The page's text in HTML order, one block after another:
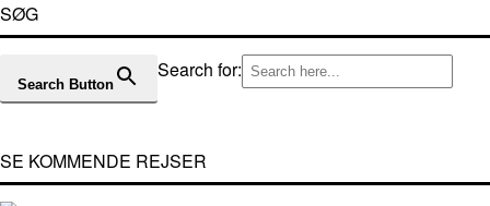
SØG
Search for:
Search Button
SE KOMMENDE REJSER